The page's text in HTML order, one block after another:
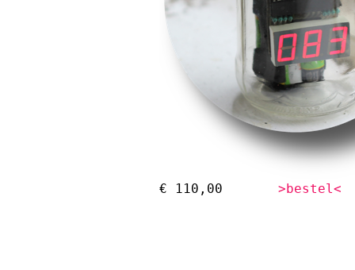
€ 110,00 >bestel<